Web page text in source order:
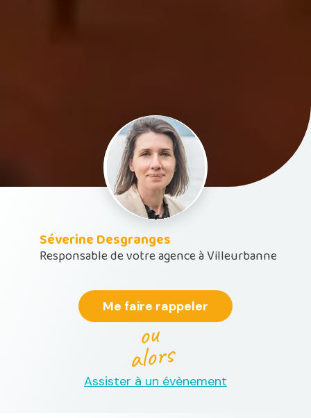
Séverine Desgranges
Responsable de votre agence à Villeurbanne
Me faire rappeler
ou
alors
Assister à un évènement